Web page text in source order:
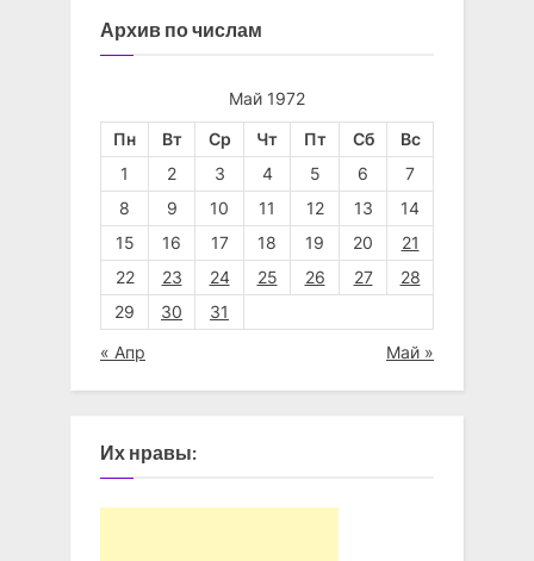
Архив по числам
Май 1972
Пн Вт Ср Чт Пт Сб
Вс
1
2 3 4 5 6
7
8
9 10 11 12 13
14
15
16 17 18 19 20
21
22
23 24 25 26 27
28
29
30 31
« Апр Май »
Их нравы: